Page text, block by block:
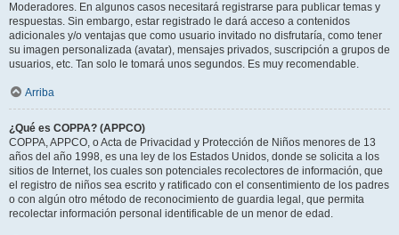
Moderadores. En algunos casos necesitará registrarse para publicar temas y
respuestas. Sin embargo, estar registrado le dará acceso a contenidos
adicionales y/o ventajas que como usuario invitado no disfrutaría, como tener
su imagen personalizada (avatar), mensajes privados, suscripción a grupos de
usuarios, etc. Tan solo le tomará unos segundos. Es muy recomendable.
Arriba
¿Qué es COPPA? (APPCO)
COPPA, APPCO, o Acta de Privacidad y Protección de Niños menores de 13
años del año 1998, es una ley de los Estados Unidos, donde se solicita a los
sitios de Internet, los cuales son potenciales recolectores de información, que
el registro de niños sea escrito y ratificado con el consentimiento de los padres
o con algún otro método de reconocimiento de guardia legal, que permita
recolectar información personal identificable de un menor de edad.